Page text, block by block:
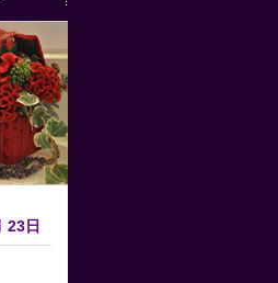
23日